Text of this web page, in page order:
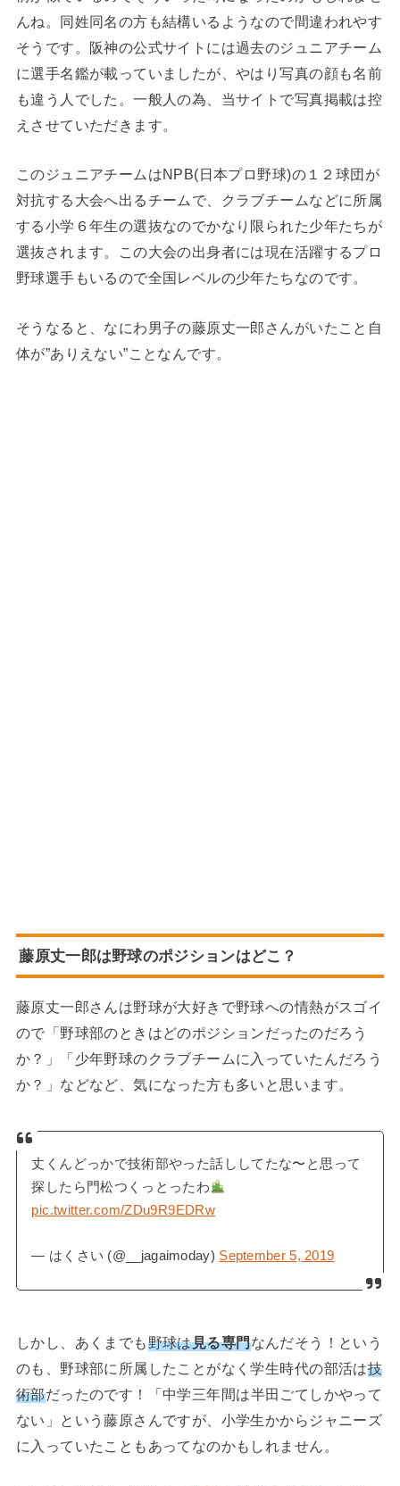
んね。同姓同名の方も結構いるようなので間違われやす
そうです。阪神の公式サイトには過去のジュニアチーム
に選手名鑑が載っていましたが、やはり写真の顔も名前
も違う人でした。一般人の為、当サイトで写真掲載は控
えさせていただきます。
このジュニアチームはNPB(日本プロ野球)の１２球団が
対抗する大会へ出るチームで、クラブチームなどに所属
する小学６年生の選抜なのでかなり限られた少年たちが
選抜されます。この大会の出身者には現在活躍するプロ
野球選手もいるので全国レベルの少年たちなのです。
そうなると、なにわ男子の藤原丈一郎さんがいたこと自
体が”ありえない”ことなんです。
藤原丈一郎は野球のポジションはどこ？
藤原丈一郎さんは野球が大好きで野球への情熱がスゴイ
ので「野球部のときはどのポジションだったのだろう
か？」「少年野球のクラブチームに入っていたんだろう
か？」などなど、気になった方も多いと思います。
丈くんどっかで技術部やった話ししてたな〜と思って
探したら門松つくっとったわ
pic.twitter.com/ZDu9R9EDRw
— はくさい (@__jagaimoday) September 5, 2019
しかし、あくまでも野球は見る専門なんだそう！という
のも、野球部に所属したことがなく学生時代の部活は技
術部だったのです！「中学三年間は半田ごてしかやって
ない」という藤原さんですが、小学生かからジャニーズ
に入っていたこともあってなのかもしれません。